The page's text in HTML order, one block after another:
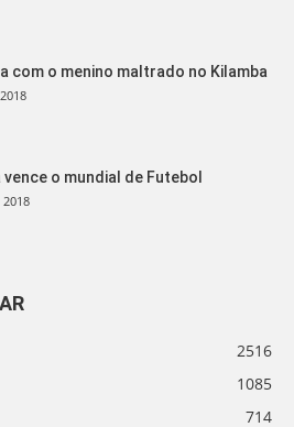
com o menino maltrado no Kilamba
vence o mundial de Futebol
2018
2516
1085
714